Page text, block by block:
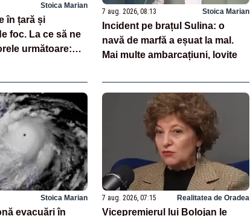
Stoica Marian
în țară și
foc. La ce să ne
următoare:
7 aug. 2026, 08:13 Stoica Marian
Incident pe brațul Sulina: o
navă de marfă a eșuat la mal.
Mai multe ambarcațiuni, lovite
Stoica Marian
evacuări în
7 aug. 2026, 07:15 Realitatea de Oradea
Vicepremierul lui Bolojan le